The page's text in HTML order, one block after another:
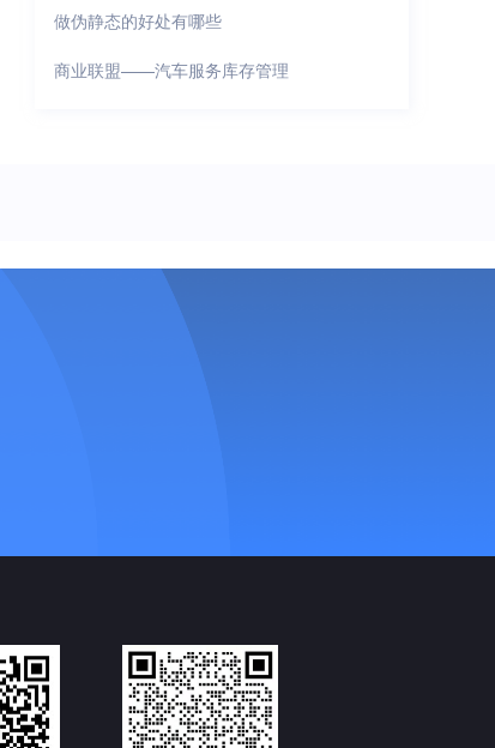
做伪静态的好处有哪些
商业联盟——汽车服务库存管理